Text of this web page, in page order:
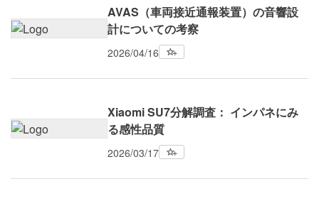
AVAS（車両接近通報装置）の音響設
計についての考察
2026/04/16
Xiaomi SU7分解調査： インパネにみ
る感性品質
2026/03/17